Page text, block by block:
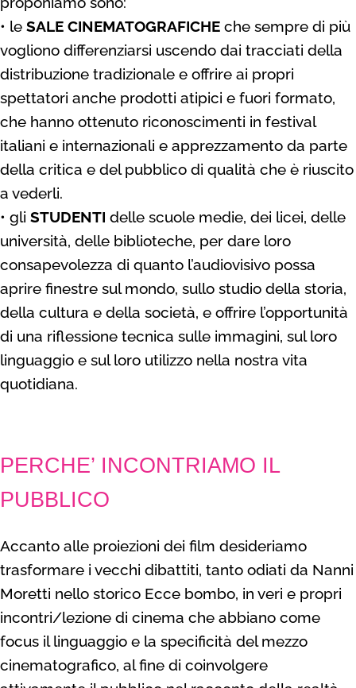
• le SALE CINEMATOGRAFICHE che sempre di più
vogliono differenziarsi uscendo dai tracciati della
distribuzione tradizionale e offrire ai propri
spettatori anche prodotti atipici e fuori formato,
che hanno ottenuto riconoscimenti in festival
italiani e internazionali e apprezzamento da parte
della critica e del pubblico di qualità che è riuscito
a vederli.
• gli STUDENTI delle scuole medie, dei licei, delle
università, delle biblioteche, per dare loro
consapevolezza di quanto l’audiovisivo possa
aprire finestre sul mondo, sullo studio della storia,
della cultura e della società, e offrire l’opportunità
di una riflessione tecnica sulle immagini, sul loro
linguaggio e sul loro utilizzo nella nostra vita
quotidiana.
PERCHE’ INCONTRIAMO IL
PUBBLICO
Accanto alle proiezioni dei film desideriamo
trasformare i vecchi dibattiti, tanto odiati da Nanni
Moretti nello storico Ecce bombo, in veri e propri
incontri/lezione di cinema che abbiano come
focus il linguaggio e la specificità del mezzo
cinematografico, al fine di coinvolgere